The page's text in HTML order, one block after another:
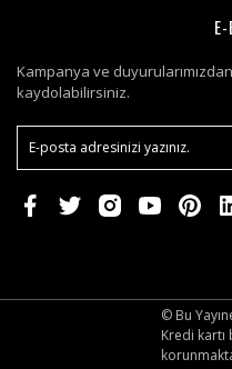
Kampanya ve
kaydolabilirsiniz.
© Bu
Kredi kartı